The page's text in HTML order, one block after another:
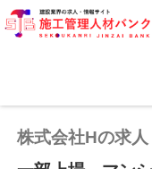
株式会社Hの求人